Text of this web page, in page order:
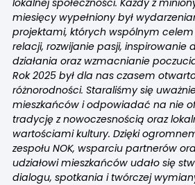
lokalnej społeczności. Każdy z
miesięcy wypełniony był
projektami, których wspólnym
relacji, rozwijanie pasji, inspirowanie
działania oraz wzmacnianie
Rok 2025 był dla nas czasem
różnorodności. Staraliśmy się
mieszkańców i odpowiadać na nie
tradycję z nowoczesnością oraz
wartościami kultury. Dzięki
zespołu NOK, wsparciu partnerów
udziałowi mieszkańców udało się
dialogu, spotkania i twórczej